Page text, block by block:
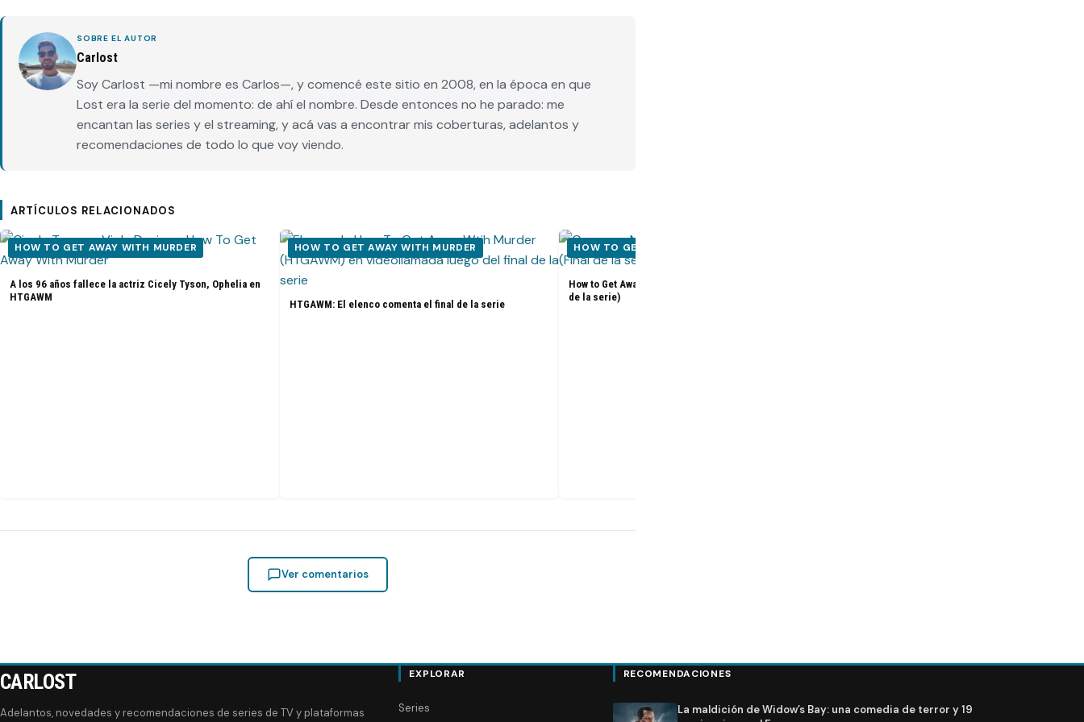
SOBRE EL AUTOR
Carlost
Soy Carlost —mi nombre es Carlos—, y comencé este sitio en 2008, en la época en que
Lost era la serie del momento: de ahí el nombre. Desde entonces no he parado: me
encantan las series y el streaming, y acá vas a encontrar mis coberturas, adelantos y
recomendaciones de todo lo que voy viendo.
ARTÍCULOS RELACIONADOS
HOW TO GET AWAY WITH MURDER
A los 96 años fallece la actriz Cicely Tyson, Ophelia en
HTGAWM
HOW TO GET AWAY WITH MURDER
HTGAWM: El elenco comenta el final de la serie
HOW TO GET AWAY WITH MURDER
How to Get Away With Murder 6x15: Promo + fotos (Final
de la serie)
Ver comentarios
CARLOST
Adelantos, novedades y recomendaciones de series de TV y plataformas
EXPLORAR
Series
RECOMENDACIONES
La maldición de Widow’s Bay: una comedia de terror y 19